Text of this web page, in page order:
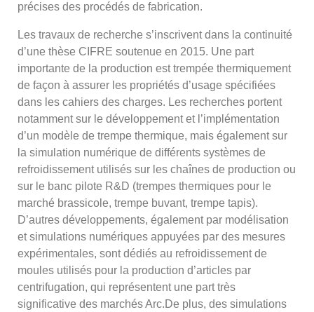
précises des procédés de fabrication.
Les travaux de recherche s’inscrivent dans la continuité
d’une thèse CIFRE soutenue en 2015. Une part
importante de la production est trempée thermiquement
de façon à assurer les propriétés d’usage spécifiées
dans les cahiers des charges. Les recherches portent
notamment sur le développement et l’implémentation
d’un modèle de trempe thermique, mais également sur
la simulation numérique de différents systèmes de
refroidissement utilisés sur les chaînes de production ou
sur le banc pilote R&D (trempes thermiques pour le
marché brassicole, trempe buvant, trempe tapis).
D’autres développements, également par modélisation
et simulations numériques appuyées par des mesures
expérimentales, sont dédiés au refroidissement de
moules utilisés pour la production d’articles par
centrifugation, qui représentent une part très
significative des marchés Arc.De plus, des simulations